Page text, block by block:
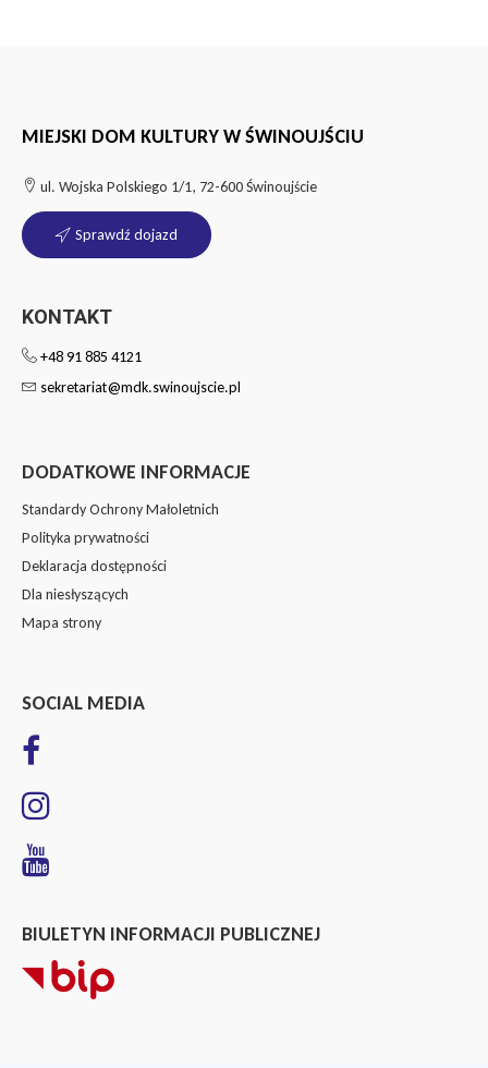
MIEJSKI DOM KULTURY W ŚWINOUJŚCIU
ul. Wojska Polskiego 1/1, 72-600 Świnoujście
Sprawdź dojazd
KONTAKT
+48 91 885 4121
sekretariat@mdk.swinoujscie.pl
DODATKOWE INFORMACJE
Standardy Ochrony Małoletnich
Polityka prywatności
Deklaracja dostępności
Dla niesłyszących
Mapa strony
SOCIAL MEDIA
BIULETYN INFORMACJI PUBLICZNEJ